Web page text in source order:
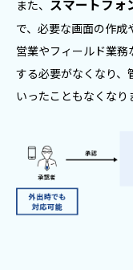
また、 スマートフォ
で、必要な画面の作成
営業やフィールド業
する必要がなくなり、
いったこともなくなり